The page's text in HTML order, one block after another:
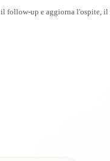
follow-up e aggiorna l'ospite,